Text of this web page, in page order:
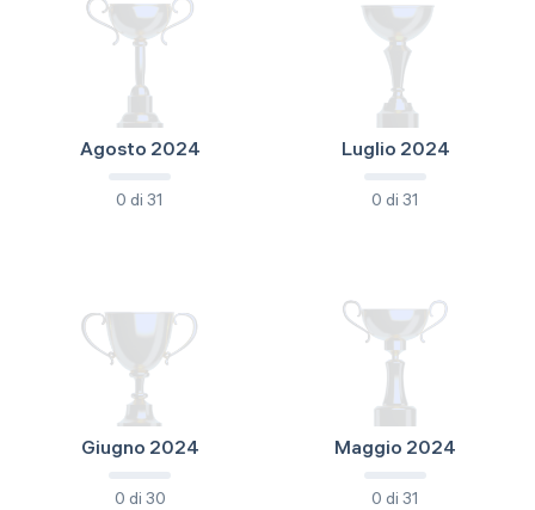
Agosto 2024
0 di 31
Luglio 2024
0 di 31
Giugno 2024
0 di 30
Maggio 2024
0 di 31